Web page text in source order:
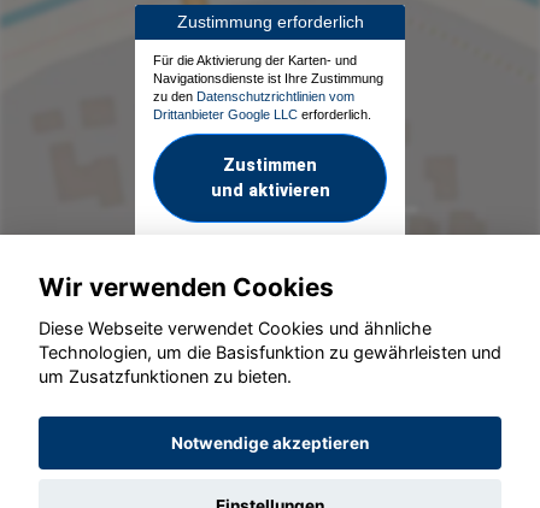
Zustimmung erforderlich
Für die Aktivierung der Karten- und
Navigationsdienste ist Ihre Zustimmung
zu den Datenschutzrichtlinien vom
Drittanbieter Google LLC erforderlich.
Zustimmen
und aktivieren
© konjunkturmotor.de GmbH 2020 - 2026
Wir verwenden Cookies
Diese Webseite verwendet Cookies und ähnliche
Technologien, um die Basisfunktion zu gewährleisten und
um Zusatzfunktionen zu bieten.
Notwendige akzeptieren